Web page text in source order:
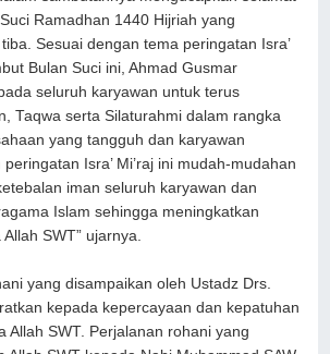
Ramadhan 1440 Hijriah yang
Sesuai dengan tema peringatan Isra’
Bulan Suci ini, Ahmad Gusmar
seluruh karyawan untuk terus
Taqwa serta Silaturahmi dalam rangka
yang tangguh dan karyawan
Isra’ Mi’raj ini mudah-mudahan
iman seluruh karyawan dan
Islam sehingga meningkatkan
SWT” ujarnya.
yang disampaikan oleh Ustadz Drs.
kepada kepercayaan dan kepatuhan
Allah SWT. Perjalanan rohani yang